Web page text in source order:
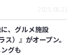
2025.08.21
、グルメ施設
）』がオープン。
グも